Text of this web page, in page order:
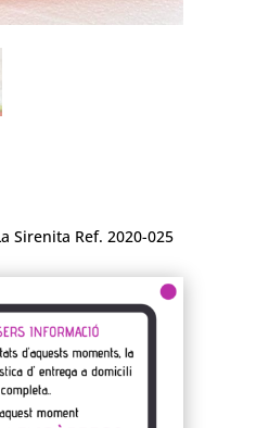
Sirenita Ref. 2020-025